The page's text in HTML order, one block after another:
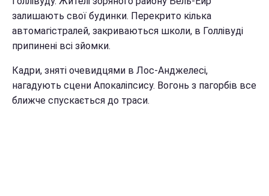
залишають свої будинки. Перекрито кілька
автомагістралей, закриваються школи, в Голлівуді
припинені всі зйомки.
Кадри, зняті очевидцями в Лос-Анджелесі,
нагадують сцени Апокаліпсису. Вогонь з пагорбів все
ближче спускається до траси.